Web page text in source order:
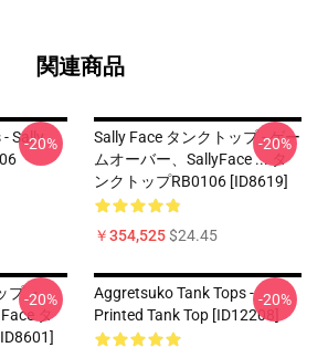
関連商品
- Sally
-20%
Sally Face タンクトップ - ゲー
ムオーバー、SallyFace ... タ
ンクトップRB0106 [ID8619]
￥354,525$24.45
-20%
プ ・
タ
-20%
Aggretsuko Tank Tops -
Printed Tank Top [ID12208]
-20%